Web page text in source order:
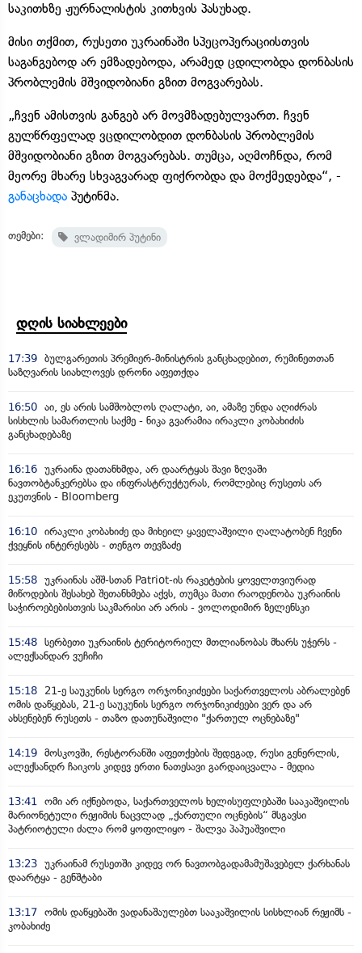
საკითხზე ჟურნალისტის კითხვის პასუხად.
მისი თქმით, რუსეთი უკრაინაში სპეცოპერაციისთვის
საგანგებოდ არ ემზადებოდა, არამედ ცდილობდა დონბასის
პრობლემის მშვიდობიანი გზით მოგვარებას.
„ჩვენ ამისთვის განგებ არ მოვმზადებულვართ. ჩვენ
გულწრფელად ვცდილობდით დონბასის პრობლემის
მშვიდობიანი გზით მოგვარებას. თუმცა, აღმოჩნდა, რომ
მეორე მხარე სხვაგვარად ფიქრობდა და მოქმედებდა“, -
განაცხადა პუტინმა.
თემები: ვლადიმირ პუტინი
დღის სიახლეები
17:39 ბულგარეთის პრემიერ-მინისტრის განცხადებით, რუმინეთთან
საზღვარის სიახლოვეს დრონი აფეთქდა
16:50 აი, ეს არის სამშობლოს ღალატი, აი, ამაზე უნდა აღიძრას
სისხლის სამართლის საქმე - ნიკა გვარამია ირაკლი კობახიძის
განცხადებაზე
16:16 უკრაინა დათანხმდა, არ დაარტყას შავი ზღვაში
ნავთობტანკერებსა და ინფრასტრუქტურას, რომლებიც რუსეთს არ
ეკუთვნის - Bloomberg
16:10 ირაკლი კობახიძე და მიხეილ ყაველაშვილი ღალატობენ ჩვენი
ქვეყნის ინტერესებს - თენგო თევზაძე
15:58 უკრაინას აშშ-სთან Patriot-ის რაკეტების ყოველთვიურად
მიწოდების შესახებ შეთანხმება აქვს, თუმცა მათი რაოდენობა უკრაინის
საჭიროებებისთვის საკმარისი არ არის - ვოლოდიმირ ზელენსკი
15:48 სერბეთი უკრაინის ტერიტორიულ მთლიანობას მხარს უჭერს -
ალექსანდარ ვუჩიჩი
15:18
21-ე საუკუნის სერგო ორჯონიკიძეები საქართველოს აბრალებენ
ომის დაწყებას, 21-ე საუკუნის სერგო ორჯონიკიძეები ვერ და არ
ახსენებენ რუსეთს - თაზო დათუნაშვილი "ქართულ ოცნებაზე"
14:19 მოსკოვში, რესტორანში აფეთქების შედეგად, რუსი გენერლის,
ალექსანდრ ჩაიკოს კიდევ ერთი ნათესავი გარდაიცვალა - მედია
13:41
ომი არ იქნებოდა, საქართველოს ხელისუფლებაში სააკაშვილის
მარიონეტული რეჟიმის ნაცვლად „ქართული ოცნების“ მსგავსი
პატრიოტული ძალა რომ ყოფილიყო - შალვა პაპუაშვილი
13:23 უკრაინამ რუსეთში კიდევ ორ ნავთობგადამამუშავებელ ქარხანას
დაარტყა - გენშტაბი
13:17 ომის დაწყებაში ვადანაშაულებთ სააკაშვილის სისხლიან რეჟიმს -
კობახიძე